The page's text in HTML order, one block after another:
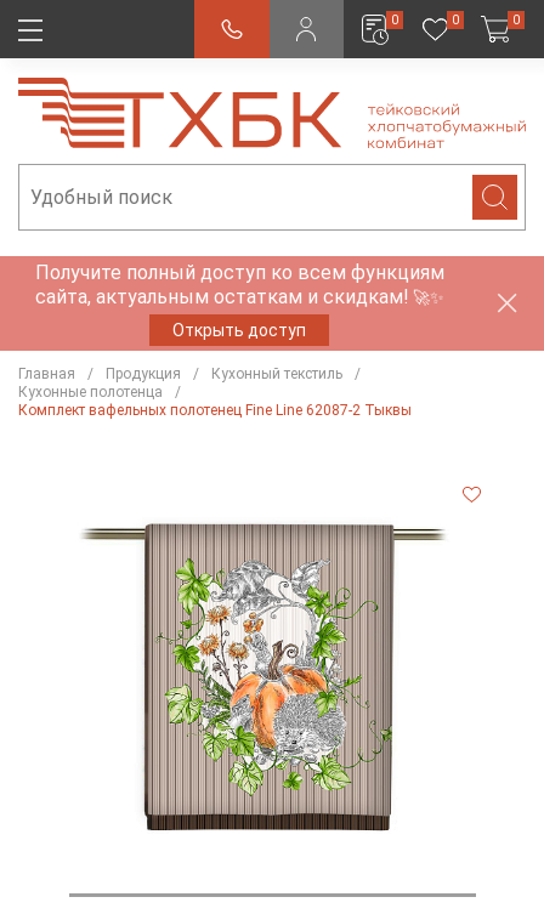
0 0 0
Получите полный доступ ко всем функциям
сайта, актуальным остаткам и скидкам! 🚀✨
Открыть доступ
Главная Продукция
Кухонный текстиль
Кухонные полотенца
Комплект вафельных полотенец Fine Line 62087-2 Тыквы